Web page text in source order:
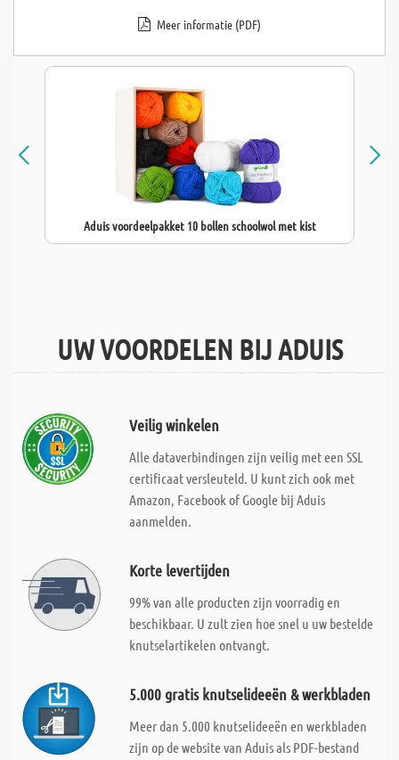
Meer informatie (PDF)
Aduis voordeelpakket 10 bollen schoolwol met kist
UW VOORDELEN BIJ ADUIS
Veilig winkelen
Alle dataverbindingen zijn veilig met een SSL
certificaat versleuteld. U kunt zich ook met
Amazon, Facebook of Google bij Aduis
aanmelden.
Korte levertijden
99% van alle producten zijn voorradig en
beschikbaar. U zult zien hoe snel u uw bestelde
knutselartikelen ontvangt.
5.000 gratis knutselideeën & werkbladen
Meer dan 5.000 knutselideeën en werkbladen
zijn op de website van Aduis als PDF-bestand